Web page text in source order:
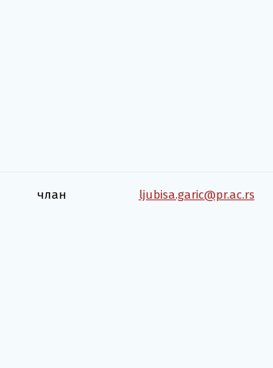
члан ljubisa.garic@pr.ac.rs